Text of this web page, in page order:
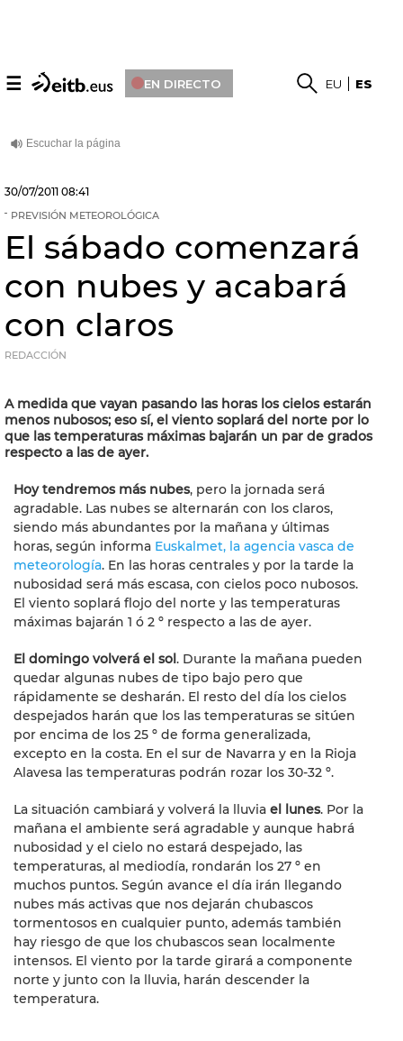
☰ EN DIRECTO EU ES
30/07/2011 08:41
PREVISIÓN METEOROLÓGICA
El sábado comenzará
con nubes y acabará
con claros
REDACCIÓN
A medida que vayan pasando las horas los cielos estarán
menos nubosos; eso sí, el viento soplará del norte por lo
que las temperaturas máximas bajarán un par de grados
respecto a las de ayer.
Hoy tendremos más nubes, pero la jornada será
agradable. Las nubes se alternarán con los claros,
siendo más abundantes por la mañana y últimas
horas, según informa Euskalmet, la agencia vasca de
meteorología. En las horas centrales y por la tarde la
nubosidad será más escasa, con cielos poco nubosos.
El viento soplará flojo del norte y las temperaturas
máximas bajarán 1 ó 2 º respecto a las de ayer.
El domingo volverá el sol. Durante la mañana pueden
quedar algunas nubes de tipo bajo pero que
rápidamente se desharán. El resto del día los cielos
despejados harán que los las temperaturas se sitúen
por encima de los 25 º de forma generalizada,
excepto en la costa. En el sur de Navarra y en la Rioja
Alavesa las temperaturas podrán rozar los 30-32 º.
La situación cambiará y volverá la lluvia el lunes. Por la
mañana el ambiente será agradable y aunque habrá
nubosidad y el cielo no estará despejado, las
temperaturas, al mediodía, rondarán los 27 º en
muchos puntos. Según avance el día irán llegando
nubes más activas que nos dejarán chubascos
tormentosos en cualquier punto, además también
hay riesgo de que los chubascos sean localmente
intensos. El viento por la tarde girará a componente
norte y junto con la lluvia, harán descender la
temperatura.